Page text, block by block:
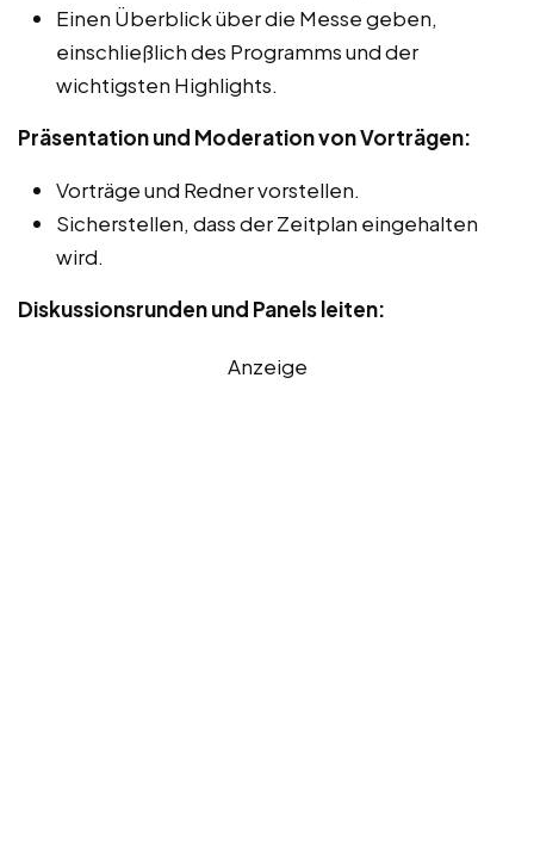
Einen Überblick über die Messe geben,
einschließlich des Programms und der
wichtigsten Highlights.
Präsentation und Moderation von Vorträgen:
Vorträge und Redner vorstellen.
Sicherstellen, dass der Zeitplan eingehalten
wird.
Diskussionsrunden und Panels leiten:
Anzeige